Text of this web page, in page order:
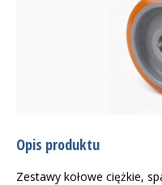
Opis produktu
Zestawy kołowe ciężkie,